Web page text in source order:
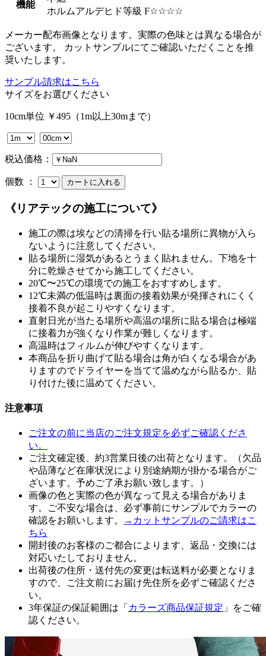
機能
ホルムアルデヒド等級 F☆☆☆☆
メーカー配布画像となります。実際の色味とは異なる場合が
ございます。 カットサンプルにてご確認いただくことを推
奨いたします。
サンプル請求はこちら
サイズをお選びください
10cm単位 ￥495（1m以上30mまで）
税込価格：
個数 ：
《リアテックの施工について》
施工の際は埃などの清掃を行い貼る場所に異物が入ら
ないように注意してください。
貼る場所に湿気があるとうまく貼れません。下地を十
分に乾燥させてから施工してください。
20℃〜25℃の環境での施工をおすすめします。
12℃未満の低温時は裏面の接着効果が発揮されにくく
接着不良が起こりやすくなります。
直射日光が当たる場所や高温の場所に貼る場合は極端
に接着力が強くなり作業が難しくなります。
高温時はフィルムが伸びやすくなります。
本商品を折り曲げて貼る場合は角が白くなる場合があ
りますのでドライヤーを当てて温めながら貼るか、貼
り付けた後に温めてください。
注意事項
ご注文の前に当店のご注文規定を必ずご確認くださ
い。
ご注文確定後、約3営業日後の出荷となります。（欠品
や品薄など在庫状況により別途納期が掛かる場合がご
ざいます。予めご了承お願い致します。）
画像の色と実際の色が異なって見える場合がありま
す。ご不安な場合は、必ず事前にサンプルでカラーの
確認をお願いします。
→カットサンプルのご請求はこ
ちら
開封後のお客様のご都合によります、返品・交換には
対応いたしておりません。
出荷後の住所・送付先の変更は転送料が必要となりま
すので、ご注文前にお届け先住所を必ずご確認くださ
い。
3年保証の保証範囲は「 カラーズ商品保証規定 」をご確
認ください。